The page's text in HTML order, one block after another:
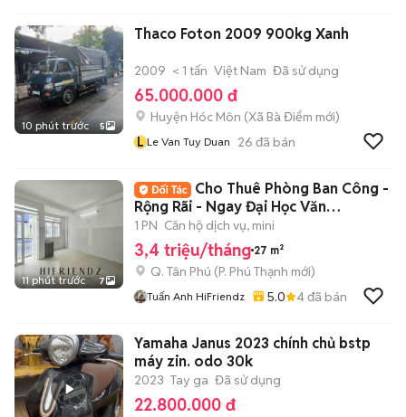
10 phút trước 5
Thaco Foton 2009 900kg Xanh
2009 < 1 tấn Việt Nam Đã sử dụng
65.000.000 đ
Huyện Hóc Môn (Xã Bà Điểm mới)
L Le Van Tuy Duan 26 đã bán
11 phút trước 7
Cho Thuê Phòng Ban Công -
Rộng Rãi - Ngay Đại Học Văn
Hiến,Đầm Sen
1 PN Căn hộ dịch vụ, mini
3,4 triệu/tháng 27 m²
Q. Tân Phú (P. Phú Thạnh mới)
Tuấn Anh HiFriendz 5.0 4đã bán
Yamaha Janus 2023 chính chủ bstp
máy zin. odo 30k
2023 Tay ga Đã sử dụng
22.800.000 đ